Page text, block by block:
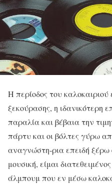
Η περίοδος του καλοκαιριού
ξεκούρασης, η ιδανικότερη
παραλία και βέβαια την
πάρτυ και οι βόλτες γύρω
αναγνώστη-ρια επειδή ξέρω
μουσική, είμαι
άλμπουμ που εν μέσω